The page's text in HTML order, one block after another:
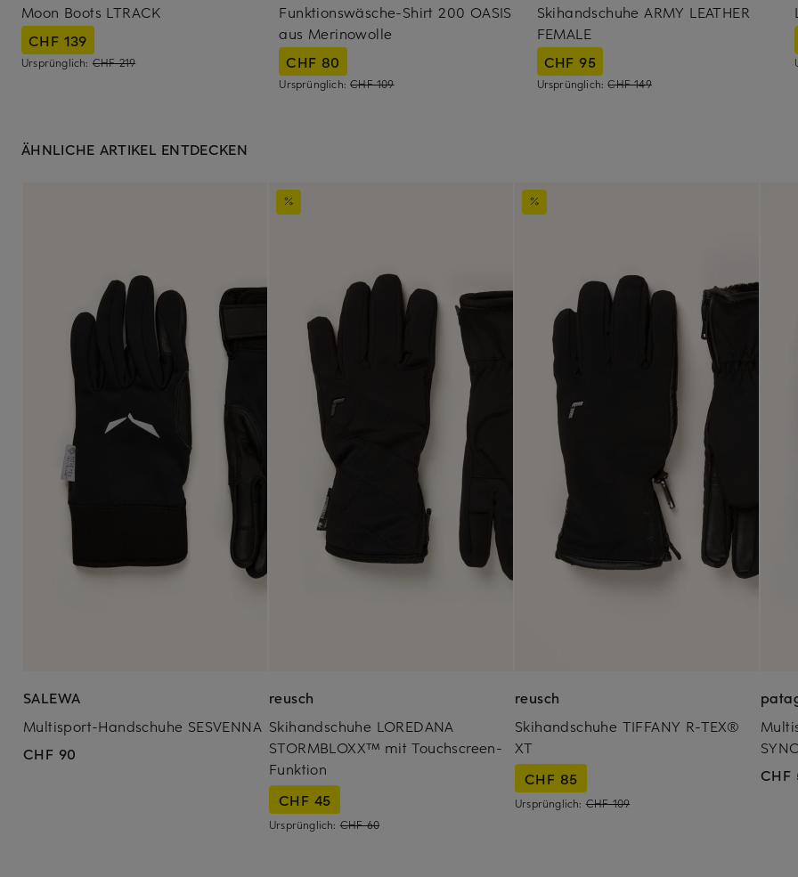
Moon Boots LTRACK
CHF 139
Ursprünglich: CHF 219
Funktionswäsche-Shirt 200 OASIS
aus Merinowolle
CHF 80
Ursprünglich:CHF 109
Skihandschuhe ARMY LEATHER
FEMALE
CHF 95
Ursprünglich:CHF 149
ÄHNLICHE ARTIKEL ENTDECKEN
SALEWA
Multisport-Handschuhe SESVENNA
CHF 90
reusch
Skihandschuhe LOREDANA
STORMBLOXX™ mit Touchscreen-
Funktion
CHF 45
Ursprünglich: CHF 60
reusch
Skihandschuhe TIFFANY R-TEX®
XT
CHF 85
Ursprünglich: CHF 109
CHF